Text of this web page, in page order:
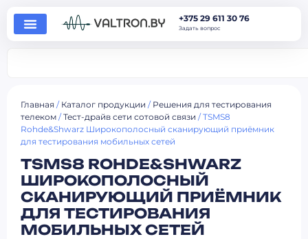
+375 29 611 30 76
Задать вопрос
Главная / Каталог продукции / Решения для тестирования
телеком /Тест-драйв сети сотовой связи / TSMS8
Rohde&Shwarz Широкополосный сканирующий приёмник
для тестирования мобильных сетей
TSMS8 ROHDE&SHWARZ
ШИРОКОПОЛОСНЫЙ
СКАНИРУЮЩИЙ ПРИЁМНИК
ДЛЯ ТЕСТИРОВАНИЯ
МОБИЛЬНЫХ СЕТЕЙ